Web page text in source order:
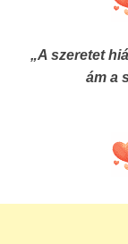
„A szeretet
ám a